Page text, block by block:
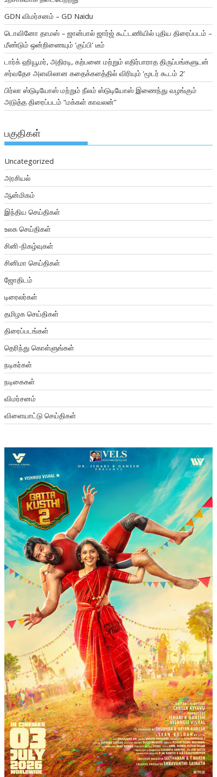
GDN விமர்சனம் – GD Naidu
டொவினோ தாமஸ் – ஜான்பால் ஜார்ஜ் கூட்டணியில் புதிய திரைப்படம் –
மீண்டும் ஒன்றிணையும் ‘குப்பி’ டீம்
டார்க் ஹியூமர், அதிரடி, கற்பனை மற்றும் எதிர்பாராத திருப்பங்களுடன்
சர்வதேச அளவிலான கதைக்களத்தில் விரியும் ‘மூடர் கூடம் 2’
பிர்லா ஸ்டுடியோஸ் மற்றும் நீலம் ஸ்டுடியோஸ் இணைந்து வழங்கும்
அடுத்த திரைப்படம் “மக்கள் காவலன்”
பகுதிகள்
Uncategorized
அரசியல்
ஆன்மிகம்
இந்திய செய்திகள்
உலக செய்திகள்
சினி-நிகழ்வுகள்
சினிமா செய்திகள்
ஜோதிடம்
டிரைலர்கள்
தமிழக செய்திகள்
திரைப்படங்கள்
தெரிந்து கொள்ளுங்கள்
நடிகர்கள்
நடிகைகள்
விமர்சனம்
விளையாட்டு செய்திகள்